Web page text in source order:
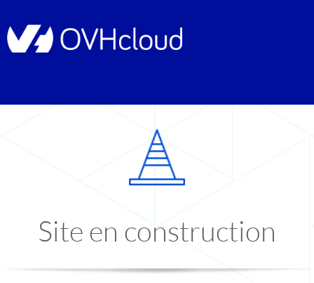
Site en construction